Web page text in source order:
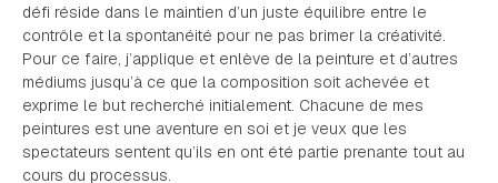
défi réside dans le maintien d’un juste équilibre entre le
contrôle et la spontanéité pour ne pas brimer la créativité.
Pour ce faire, j’applique et enlève de la peinture et d’autres
médiums jusqu’à ce que la composition soit achevée et
exprime le but recherché initialement. Chacune de mes
peintures est une aventure en soi et je veux que les
spectateurs sentent qu’ils en ont été partie prenante tout au
cours du processus.